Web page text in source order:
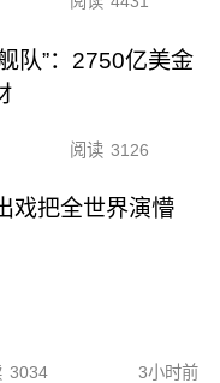
队”：2750亿美金
阅读 3126
戏把全世界演懵
3034 3小时前